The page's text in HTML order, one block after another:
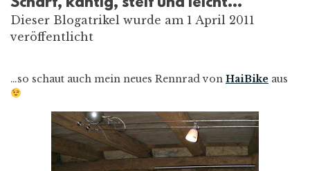
Dieser Blogatrikel wurde am 1 April 2011
veröffentlicht
…so schaut auch mein neues Rennrad von HaiBike aus